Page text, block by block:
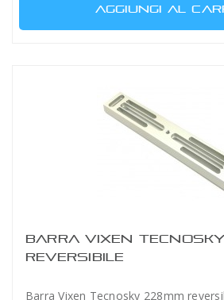
AGGIUNGI AL
BARRA VIXEN
REVERSIBILE
Barra Vixen Tecnosky 228mm